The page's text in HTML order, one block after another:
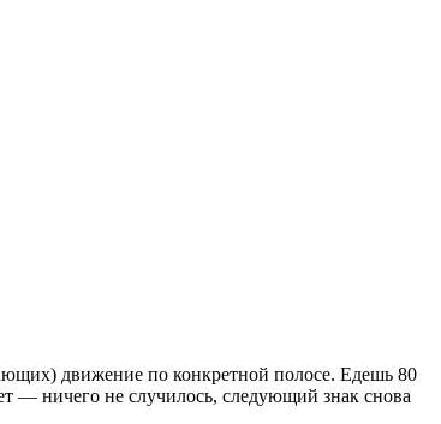
движение по конкретной полосе. Едешь 80
— ничего не случилось, следующий знак снова